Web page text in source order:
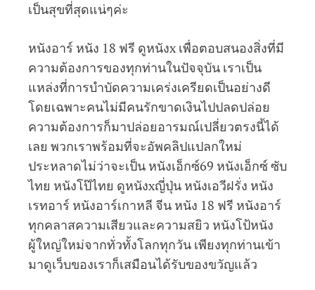
เป็นสุขที่สุดแน่ๆค่ะ
หนังอาร์ หนัง 18 ฟรี ดูหนังx เพื่อตอบสนองสิ่งที่มี
ความต้องการของทุกท่านในปัจจุบัน เราเป็น
แหล่งที่การบำบัดความเคร่งเครียดเป็นอย่างดี
โดยเฉพาะคนไม่มีคนรักขาดเงินไปปลดปล่อย
ความต้องการก็มาปล่อยอารมณ์เปลี่ยวตรงนี้ได้
เลย พวกเราพร้อมที่จะอัพคลิปแปลกใหม่
ประหลาดไม่ว่าจะเป็น หนังเอ็กซ์69 หนังเอ็กซ์ ซับ
ไทย หนังโป๊ไทย ดูหนังxญี่ปุ่น หนังเอวีฝรั่ง หนัง
เรทอาร์ หนังอาร์เกาหลี จีน หนัง 18 ฟรี หนังอาร์
ทุกคลาสความเสียวและความสยิว หนังโป้หนัง
ผู้ใหญ่ใหม่จากทั่วทั้งโลกทุกวัน เพียงทุกท่านเข้า
มาดูเว็บของเราก็เสมือนได้รับของขวัญแล้ว